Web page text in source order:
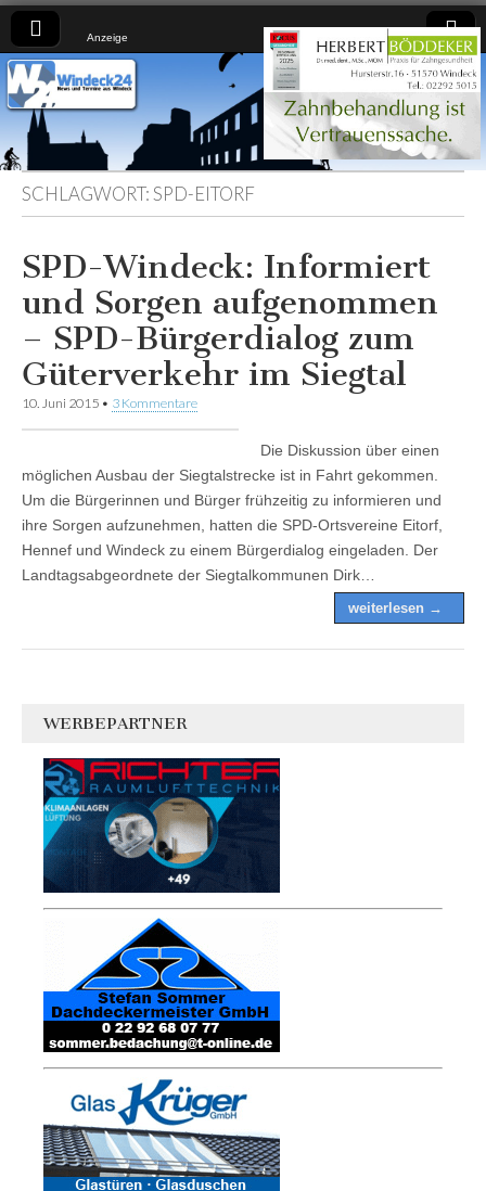
Anzeige
Windeck24
Nachrichten
aus dem
Ländchen
für das
Ländchen
SCHLAGWORT:SPD-EITORF
SPD-Windeck: Informiert
und Sorgen aufgenommen
– SPD-Bürgerdialog zum
Güterverkehr im Siegtal
10. Juni 2015 • 3 Kommentare
Die Diskussion über einen
möglichen Ausbau der Siegtalstrecke ist in Fahrt gekommen.
Um die Bürgerinnen und Bürger frühzeitig zu informieren und
ihre Sorgen aufzunehmen, hatten die SPD-Ortsvereine Eitorf,
Hennef und Windeck zu einem Bürgerdialog eingeladen. Der
Landtagsabgeordnete der Siegtalkommunen Dirk…
weiterlesen →
WERBEPARTNER